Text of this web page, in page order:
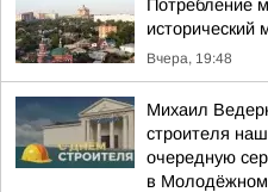
Потребление
исторический
Вчера, 19:48
Михаил
строителя
очередную
в Молодёжном